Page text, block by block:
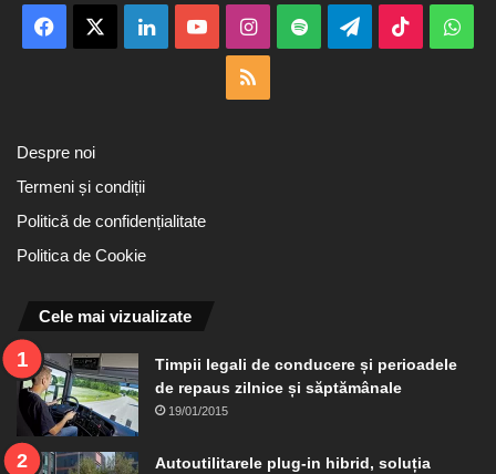
Facebook LinkedInYouTubeInstagram
Spotify TelegramTikTok
Despre noi
Termeni și condiții
Politică de confidențialitate
Politica de Cookie
Cele mai vizualizate
Timpii legali de conducere și perioadele
de repaus zilnice și săptămânale
19/01/2015
Autoutilitarele plug-in hibrid, soluția